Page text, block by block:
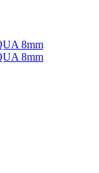
8mm
8mm